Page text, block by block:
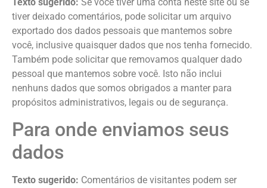
tiver deixado comentários, pode solicitar um arquivo
exportado dos dados pessoais que mantemos sobre
você, inclusive quaisquer dados que nos tenha fornecido.
Também pode solicitar que removamos qualquer dado
pessoal que mantemos sobre você. Isto não inclui
nenhuns dados que somos obrigados a manter para
propósitos administrativos, legais ou de segurança.
Para onde enviamos seus
dados
Texto sugerido: Comentários de visitantes podem ser